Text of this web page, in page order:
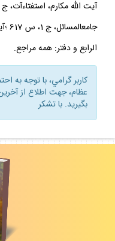
الرابع و دفتر: همه مراجع.
كاربر گرامي، با توجه به
عظام، جهت اطلاع از
بگيريد. با تشكر